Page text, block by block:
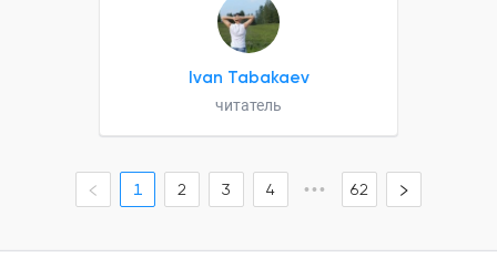
Ivan Tabakaev
читатель
1 2 3 4 ••• 62